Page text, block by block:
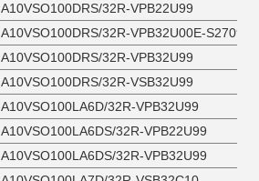
A10VSO100DRS/32R-VPB22U99
A10VSO100DRS/32R-VPB32U00E-S2709
A10VSO100DRS/32R-VPB32U99
A10VSO100DRS/32R-VSB32U99
A10VSO100LA6D/32R-VPB32U99
A10VSO100LA6DS/32R-VPB22U99
A10VSO100LA6DS/32R-VPB32U99